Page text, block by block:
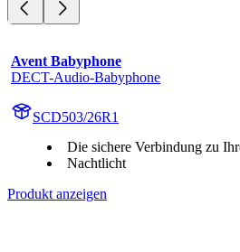
Avent Babyphone
DECT-Audio-Babyphone
SCD503/26R1
Die sichere Verbindung zu
Nachtlicht
Produkt anzeigen